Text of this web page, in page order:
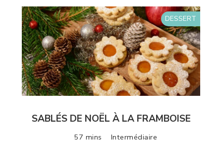
DESSERT
SABLÉS DE NOËL À LA FRAMBOISE
57 mins Intermédiaire